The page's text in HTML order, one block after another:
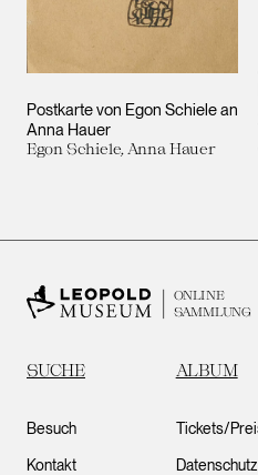
Postkarte von Egon Schiele an
Anna Hauer
Egon Schiele, Anna Hauer
ONLINE
SAMMLUNG
SUCHE ALBUM
Besuch
Kontakt
Tickets/
Datenschutz